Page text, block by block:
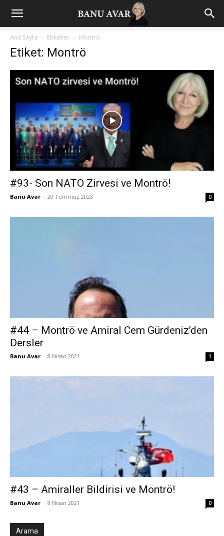
Ana Sayfa Etiketler Montrö
Etiket: Montrö
#93- Son NATO Zirvesi ve Montrö!
Banu Avar - 20 Temmuz 2023 0
#44 – Montrö ve Amiral Cem Gürdeniz’den
Dersler
Banu Avar - 8 Nisan 2021 1
#43 – Amiraller Bildirisi ve Montrö!
Banu Avar - 8 Nisan 2021 0
Arama